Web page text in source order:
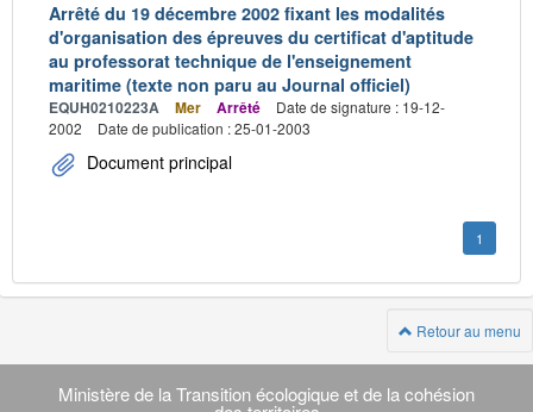
Arrêté du 19 décembre 2002 fixant les modalités
d'organisation des épreuves du certificat d'aptitude
au professorat technique de l'enseignement
maritime (texte non paru au Journal officiel)
EQUH0210223A Mer Arrêté
Date de signature : 19-12-
2002
Date de publication : 25-01-2003
Document principal
1
Retour au menu
Navigation
transverse
Ministère de la Transition écologique et de la cohésion